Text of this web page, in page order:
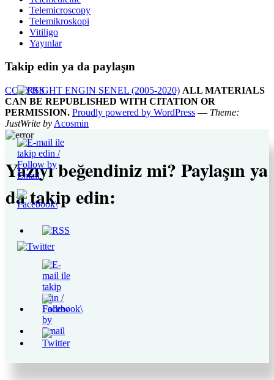
Telemicroscopy
Telemikroskopi
Vitiligo
Yayınlar
Takip edin ya da paylaşın
COPYRIGHT ENGIN SENEL (2005-2020) ALL MATERIALS
CAN BE REPUBLISHED WITH CITATION OR
PERMISSION. Proudly powered by WordPress — Theme:
JustWrite by Acosmin
Yazıyı beğendiniz mi? Paylaşın ya
da takip edin: